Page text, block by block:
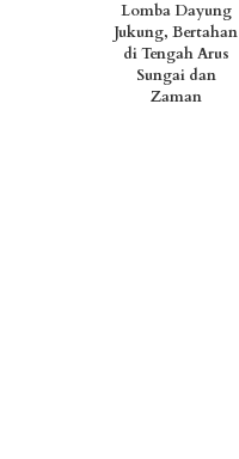
Lomba Dayung
Jukung, Bertahan
di Tengah Arus
Sungai dan
Zaman